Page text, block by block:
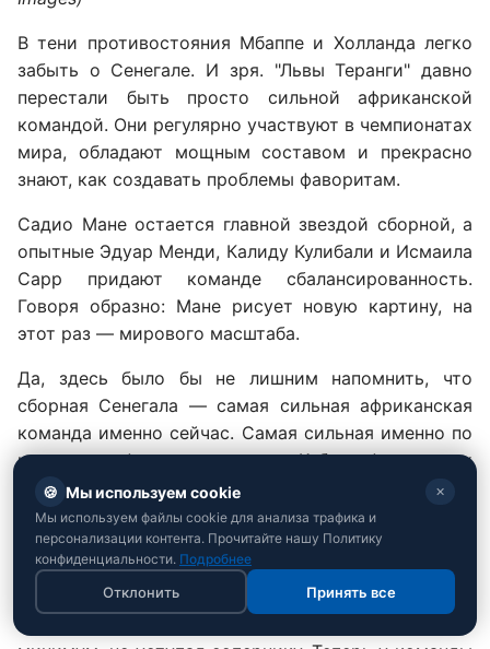
В тени противостояния Мбаппе и Холланда легко
забыть о Сенегале. И зря. "Львы Теранги" давно
перестали быть просто сильной африканской
командой. Они регулярно участвуют в чемпионатах
мира, обладают мощным составом и прекрасно
знают, как создавать проблемы фаворитам.
Садио Мане остается главной звездой сборной, а
опытные Эдуар Менди, Калиду Кулибали и Исмаила
Сарр придают команде сбалансированность.
Говоря образно: Мане рисует новую картину, на
этот раз — мирового масштаба.
Да, здесь было бы не лишним напомнить, что
сборная Сенегала — самая сильная африканская
команда именно сейчас. Самая сильная именно по
игре, ведь финал последнего Кубка африканских
наций в январе этого года завершился скандалом.
Сенегал играл против Марокко, и после одного из
спорных решений арбитра команда Сенегала на 15
минут покинула поле в знак протеста. По решению
организаторов Марокко было присуждено
техническое победа со счётом 3:0. Но Сенегал, как
🍪 Мы используем cookie ✕
Мы используем файлы cookie для анализа трафика и
персонализации контента. Прочитайте нашу Политику
конфиденциальности. Подробнее
Отклонить Принять все